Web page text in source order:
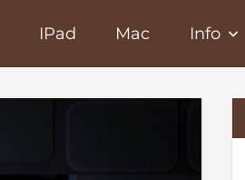
IPad Mac Info